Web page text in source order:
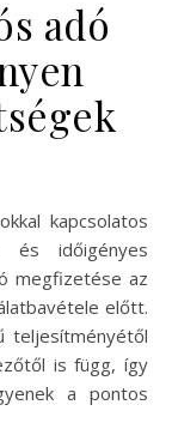
adó
és időigényes
megfizetése az
előtt.
teljesítményétől
is függ, így
a pontos